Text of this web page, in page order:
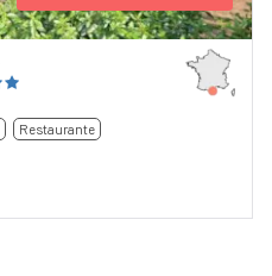
Restaurante